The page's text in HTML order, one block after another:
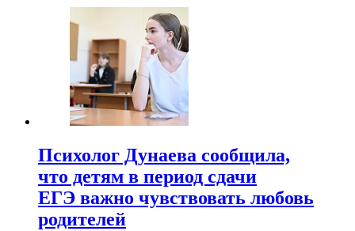
Психолог Дунаева сообщила,
что детям в период сдачи
ЕГЭ важно чувствовать любовь
родителей